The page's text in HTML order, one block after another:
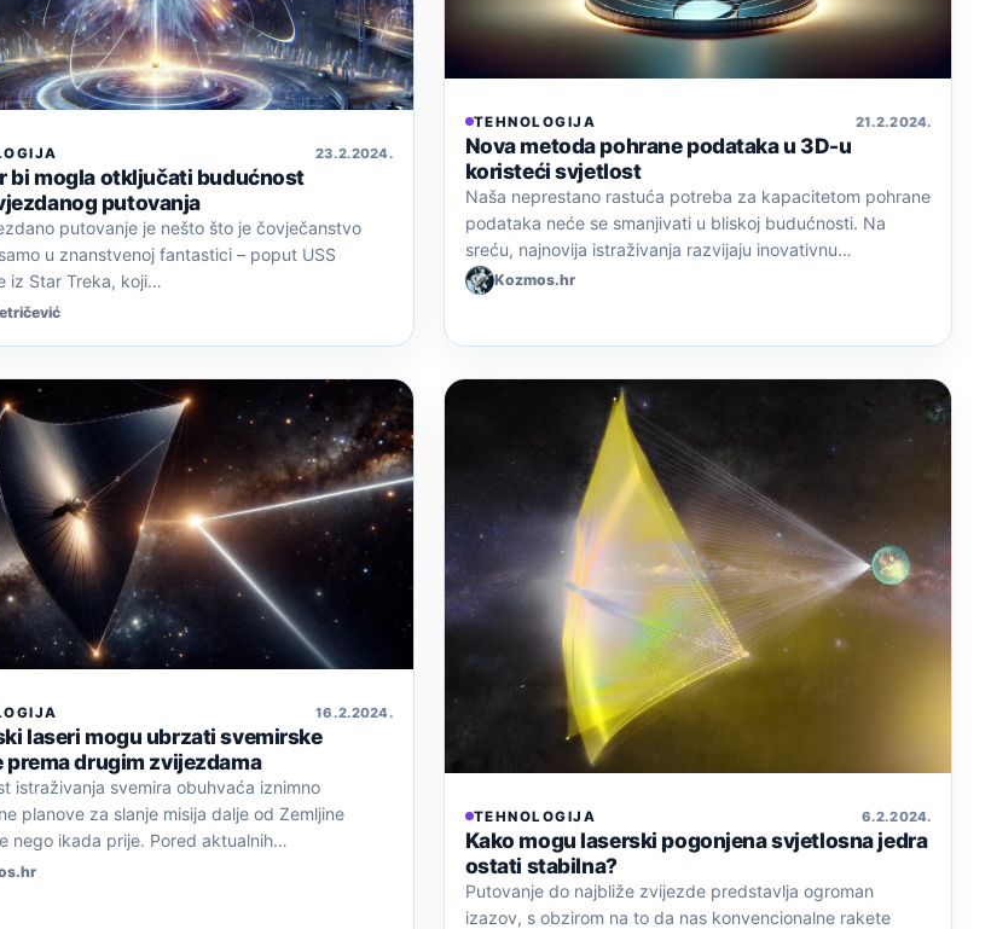
23. 2. 2024.
bi mogla otključati budućnost
putovanja
putovanje je nešto što je čovječanstvo
u znanstvenoj fantastici – poput USS
iz Star Treka, koji…
TEHNOLOGIJA 21. 2. 2024.
Nova metoda pohrane podataka u 3D-u
koristeći svjetlost
Naša neprestano rastuća potreba za kapacitetom pohrane
podataka neće se smanjivati u bliskoj budućnosti. Na
sreću, najnovija istraživanja razvijaju inovativnu…
Kozmos.hr
16. 2. 2024.
laseri mogu ubrzati svemirske
prema drugim zvijezdama
istraživanja svemira obuhvaća iznimno
planove za slanje misija dalje od Zemljine
nego ikada prije. Pored aktualnih…
TEHNOLOGIJA 6. 2. 2024.
Kako mogu laserski pogonjena svjetlosna jedra
ostati stabilna?
Putovanje do najbliže zvijezde predstavlja ogroman
izazov, s obzirom na to da nas konvencionalne rakete